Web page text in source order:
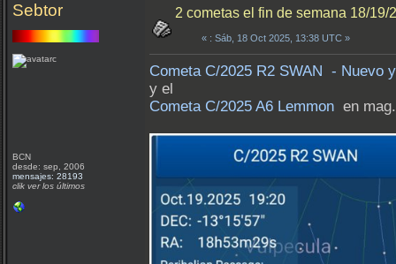
Sebtor
BCN
desde: sep, 2006
mensajes: 28193
clik ver los últimos
2 cometas el fin de semana 18/
« : Sáb, 18 Oct 2025, 13:38 UTC »
Cometa C/2025 R2 SWAN - Nuevo
y el
Cometa C/2025 A6 Lemmon en